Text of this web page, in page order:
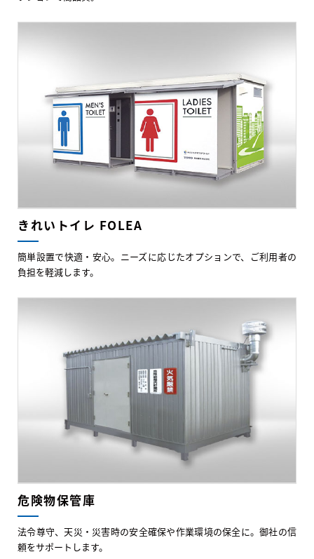
きれいトイレ FOLEA
簡単設置で快適・安心。ニーズに応じたオプションで、ご利用者の
負担を軽減します。
危険物保管庫
法令尊守、天災・災害時の安全確保や作業環境の保全に。御社の信
頼をサポートします。